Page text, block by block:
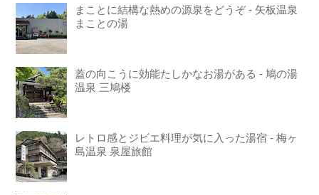
まことに結構な熱めの源泉をどうぞ - 矢板温泉
まことの湯
蓋の向こうに効能たしかなお湯がある - 鳩の湯
温泉 三鳩楼
レトロ感とジビエ料理が気に入った湯宿 - 梅ヶ
島温泉 泉屋旅館